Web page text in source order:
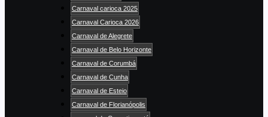
Carnaval carioca 2025
Carnaval Carioca 2026
Carnaval de Alegrete
Carnaval de Belo Horizonte
Carnaval de Corumbá
Carnaval de Cunha
Carnaval de Esteio
Carnaval de Florianópolis